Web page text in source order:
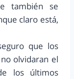
también se
claro está,
que los
olvidaran el
los últimos